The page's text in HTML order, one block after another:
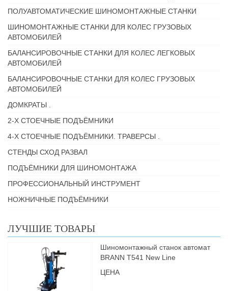
ПОЛУАВТОМАТИЧЕСКИЕ ШИНОМОНТАЖНЫЕ СТАНКИ
ШИНОМОНТАЖНЫЕ СТАНКИ ДЛЯ КОЛЕС ГРУЗОВЫХ
АВТОМОБИЛЕЙ
БАЛАНСИРОВОЧНЫЕ СТАНКИ ДЛЯ КОЛЕС ЛЕГКОВЫХ
АВТОМОБИЛЕЙ
БАЛАНСИРОВОЧНЫЕ СТАНКИ ДЛЯ КОЛЕС ГРУЗОВЫХ
АВТОМОБИЛЕЙ
ДОМКРАТЫ .
2-Х СТОЕЧНЫЕ ПОДЪЁМНИКИ
4-Х СТОЕЧНЫЕ ПОДЪЁМНИКИ. ТРАВЕРСЫ .
СТЕНДЫ СХОД РАЗВАЛ
ПОДЪЁМНИКИ ДЛЯ ШИНОМОНТАЖА
ПРОФЕССИОНАЛЬНЫЙ ИНСТРУМЕНТ
НОЖНИЧНЫЕ ПОДЪЁМНИКИ
ЛУЧШИЕ ТОВАРЫ
Шиномонтажный станок автомат
BRANN Т541 New Line
ЦЕНА